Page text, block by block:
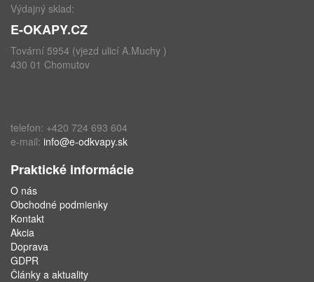
Výdajný sklad:
E-OKAPY.CZ
Tovární 5954 (vjezd ulicí A.Muchy )
430 01 Chomutov
telefon: +420 724 693 604
e-mail: info@e-odkvapy.sk
Praktické informácie
O nás
Obchodné podmienky
Kontakt
Akcia
Doprava
GDPR
Články a aktuality